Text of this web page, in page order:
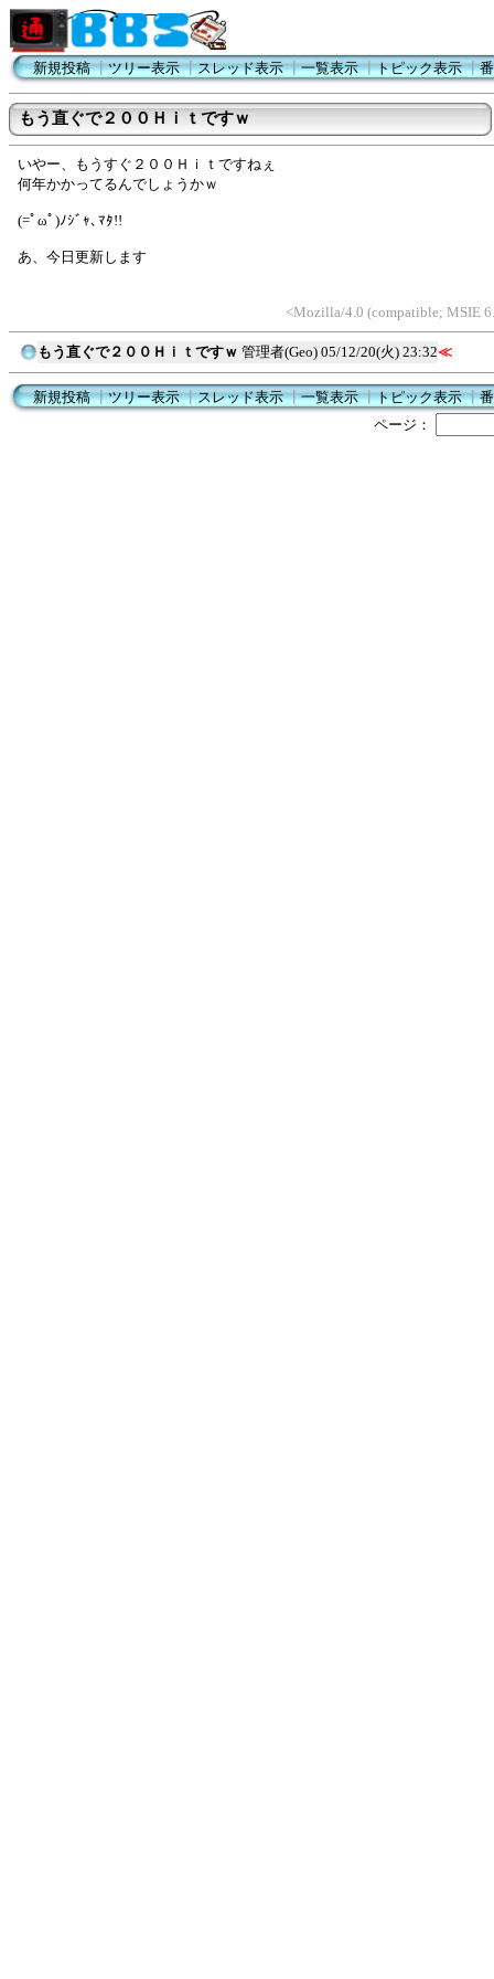
新規投稿┃ツリー表示┃スレッド表示┃一覧表示┃トピック表示┃
もう直ぐで２００Ｈｉｔですｗ
いやー、もうすぐ２００Ｈｉｔですねぇ
何年かかってるんでしょうかｗ
(=ﾟωﾟ)ﾉｼﾞｬ､ﾏﾀ!!
あ、今日更新します
<Mozilla/4.0 (compatible; MSIE
もう直ぐで２００Ｈｉｔですｗ 管理者(Geo) 05/12/20(火) 23:32≪
新規投稿┃ツリー表示┃スレッド表示┃一覧表示┃トピック表示┃
ページ：